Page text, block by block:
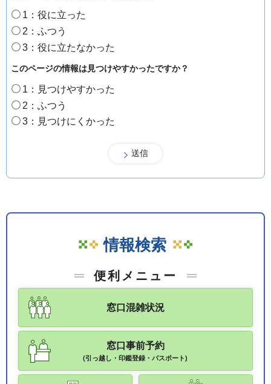
1：役に立った
2：ふつう
3：役に立たなかった
このページの情報は見つけやすかったですか？
1：見つけやすかった
2：ふつう
3：見つけにくかった
情報検索
便利メニュー
窓口混雑状況
窓口事前予約
(引っ越し・印鑑登録・パスポート)